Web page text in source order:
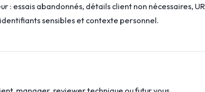
: essais abandonnés, détails client non nécessaires,
sensibles et contexte personnel.